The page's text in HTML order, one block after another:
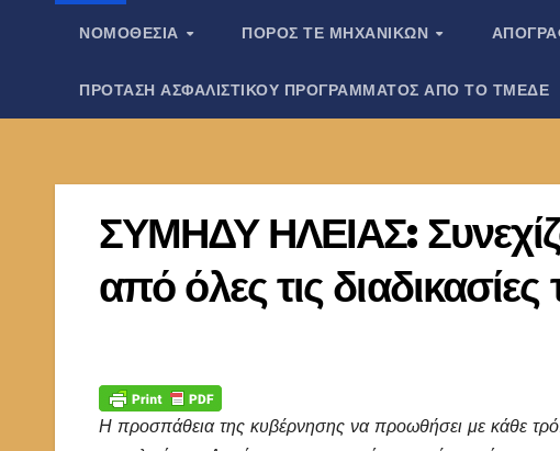
ΝΟΜΟΘΕΣΊΑ ΠΌΡΟΣ ΤΕ ΜΗΧΑΝΙΚΏΝ
ΠΡΟΤΑΣΗ ΑΣΦΑΛΙΣΤΙΚΟΥ ΠΡΟΓΡΑΜΜΑΤΟΣ ΑΠΟ ΤΟ ΤΜΕΔΕ
ΣΥΜΗΔΥ ΗΛΕΙΑΣ:
από όλες τις
Η προσπάθεια της κυβέρνησης να προωθήσει με κάθε